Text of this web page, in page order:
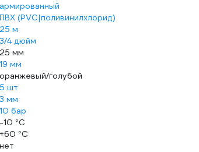
армированный
ПВХ (PVC|поливинилхлорид)
25 м
3/4 дюйм
25 мм
19 мм
оранжевый/голубой
5 шт
3 мм
10 бар
-10 °С
+60 °С
нет